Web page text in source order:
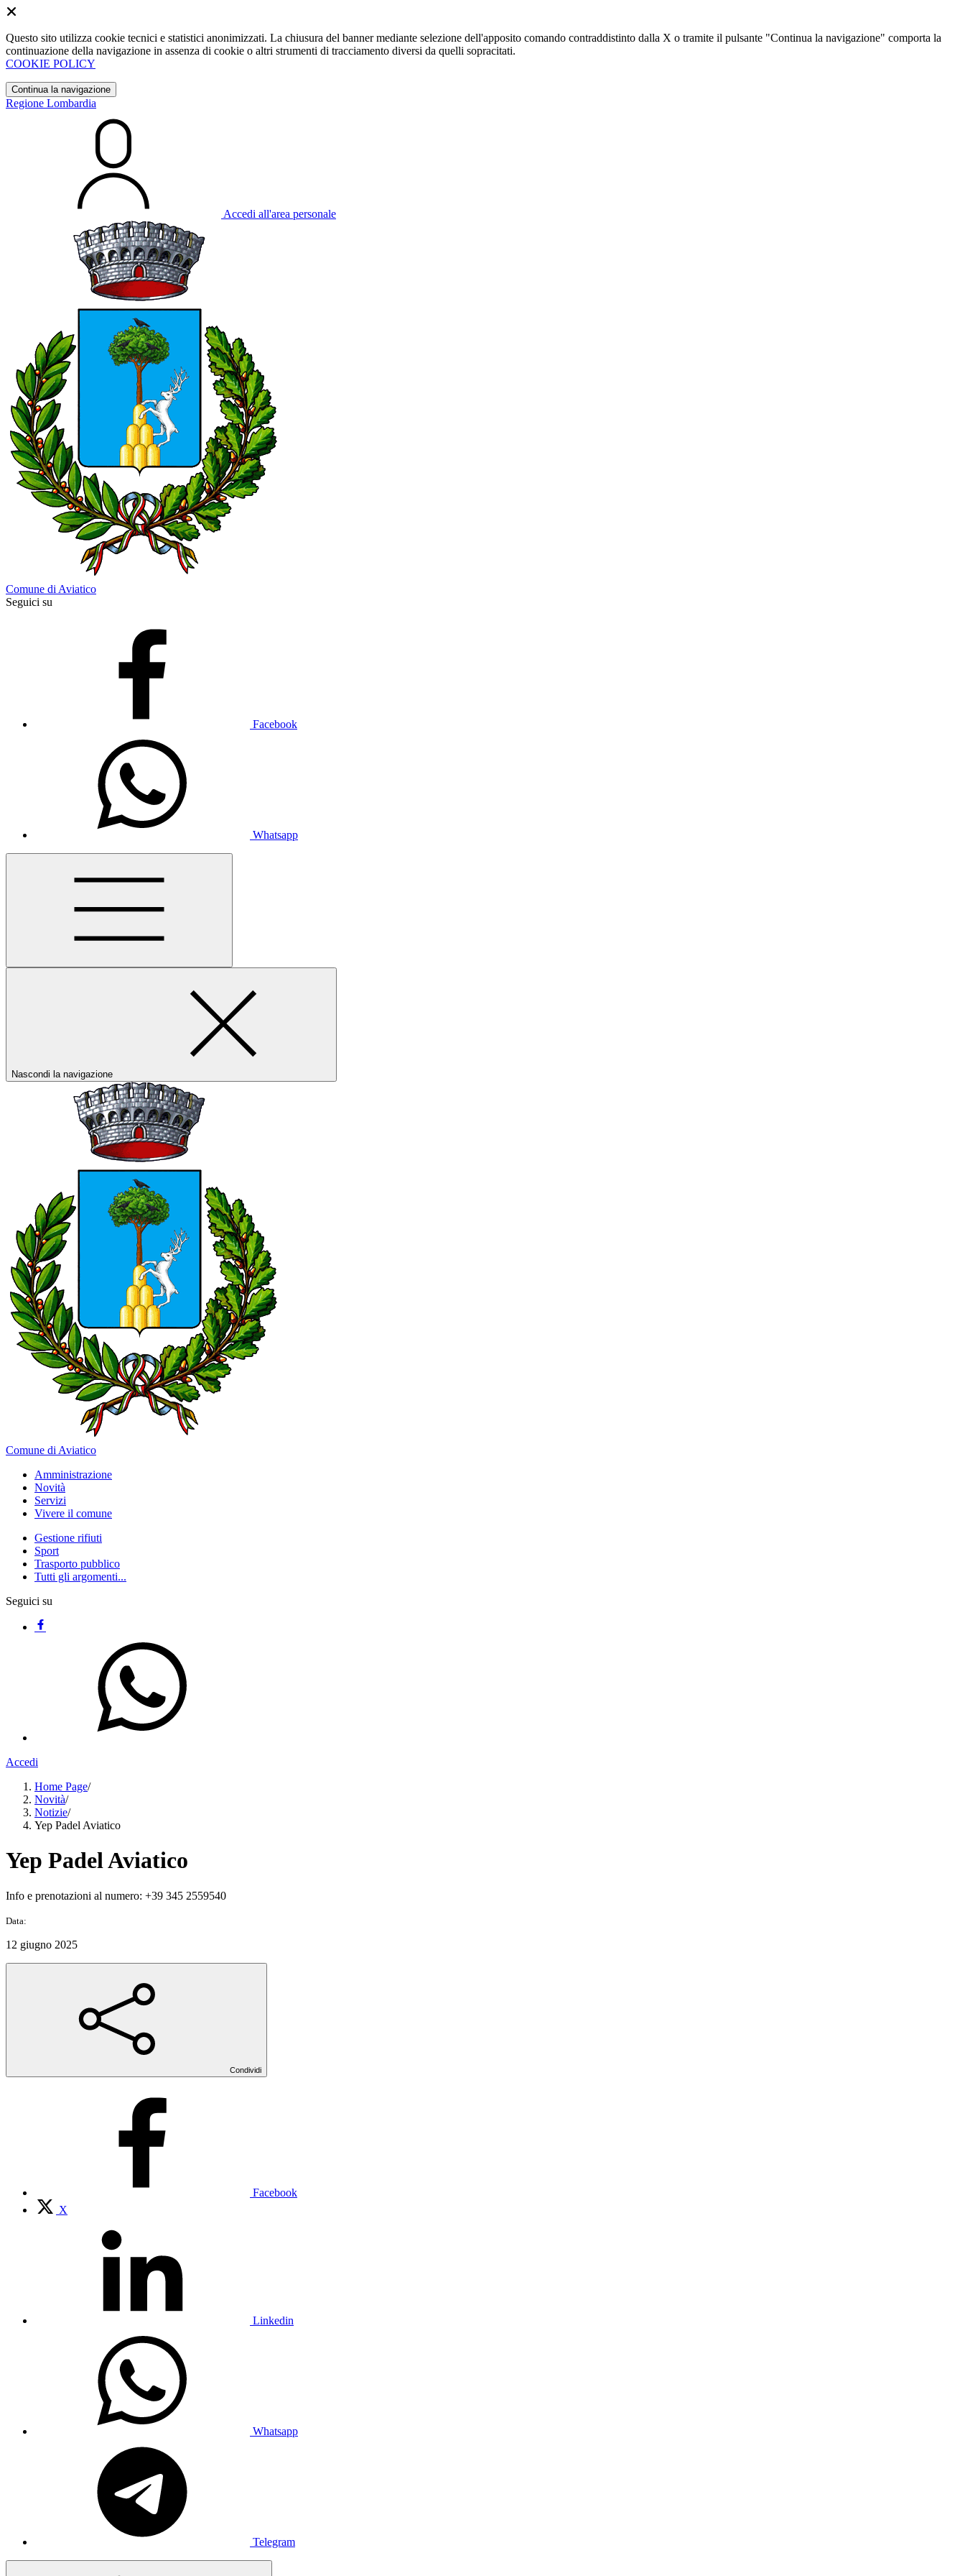
Questo sito utilizza cookie tecnici e statistici anonimizzati. La chiusura del banner mediante selezione dell'apposito comando contraddistinto dalla X o tramite il pulsante "Continua la navigazione" comporta la
continuazione della navigazione in assenza di cookie o altri strumenti di tracciamento diversi da quelli sopracitati.
COOKIE POLICY
Continua la navigazione
Regione Lombardia
Accedi all'area personale
Comune di Aviatico
Seguici su
Facebook
Whatsapp
Nascondi la navigazione
Comune di Aviatico
Amministrazione
Novità
Servizi
Vivere il comune
Gestione rifiuti
Sport
Trasporto pubblico
Tutti gli argomenti...
Seguici su
Accedi
Home Page/
Novità/
Notizie/
Yep Padel Aviatico
Yep Padel Aviatico
Info e prenotazioni al numero: +39 345 2559540
Data:
12 giugno 2025
Condividi
Facebook
X
Linkedin
Whatsapp
Telegram